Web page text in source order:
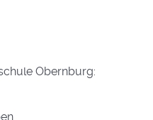
Obernburg: